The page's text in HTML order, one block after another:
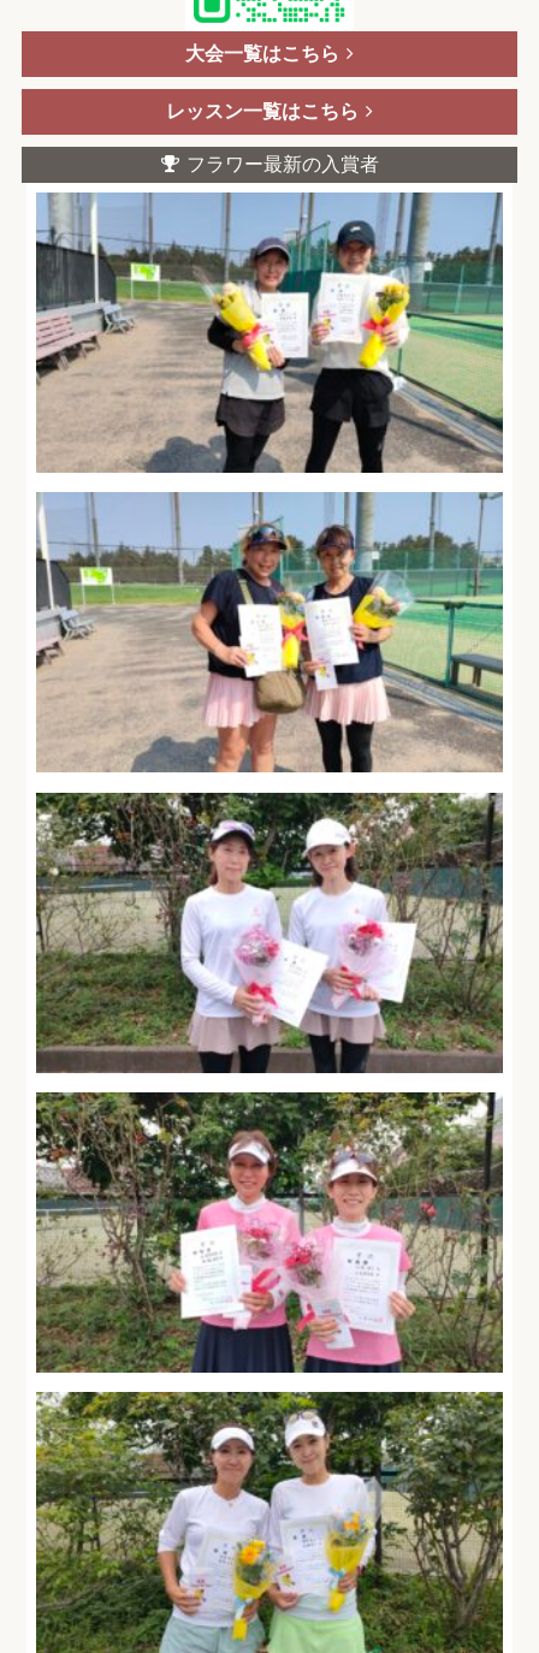
大会一覧はこちら
レッスン一覧はこちら
フラワー最新の入賞者